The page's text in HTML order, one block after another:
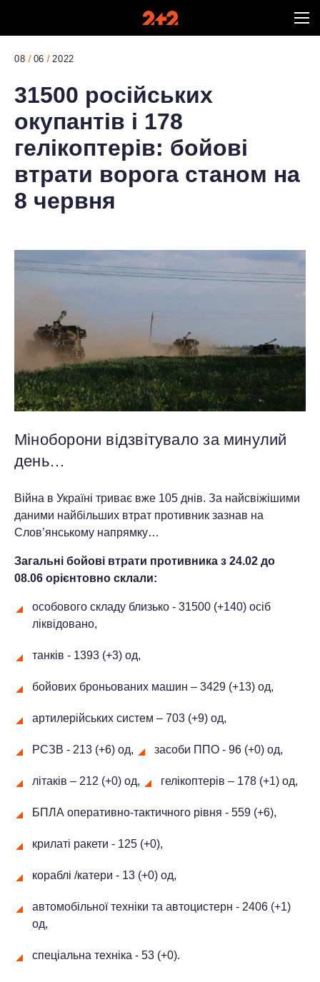
08 06 2022
31500 російських
окупантів і 178
гелікоптерів: бойові
втрати ворога станом на
8 червня
Міноборони відзвітувало за минулий
день…
Війна в Україні триває вже 105 днів. За найсвіжішими
даними найбільших втрат противник зазнав на
Слов’янському напрямку…
Загальні бойові втрати противника з 24.02 до
08.06 орієнтовно склали:
особового складу близько - 31500 (+140) осіб
ліквідовано,
танків - 1393 (+3) од,
бойових броньованих машин ‒ 3429 (+13) од,
артилерійських систем – 703 (+9) од,
РСЗВ - 213 (+6) од, засоби ППО - 96 (+0) од,
літаків – 212 (+0) од, гелікоптерів – 178 (+1) од,
БПЛА оперативно-тактичного рівня - 559 (+6),
крилаті ракети - 125 (+0),
кораблі /катери - 13 (+0) од,
автомобільної техніки та автоцистерн - 2406 (+1)
од,
спеціальна техніка - 53 (+0).